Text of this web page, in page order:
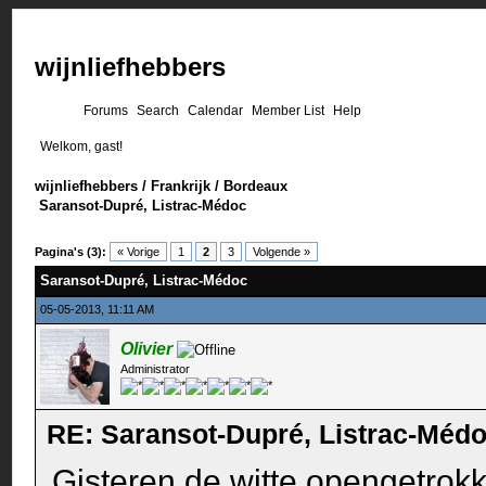
wijnliefhebbers
Forums Search Calendar Member List Help
Welkom, gast!
wijnliefhebbers / Frankrijk / Bordeaux
Saransot-Dupré, Listrac-Médoc
Pagina's (3): « Vorige 1 2 3 Volgende »
Saransot-Dupré, Listrac-Médoc
05-05-2013, 11:11 AM
Olivier
Administrator
RE: Saransot-Dupré, Listrac-